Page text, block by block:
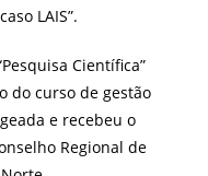
LAIS”.
Científica”
do curso de gestão
e recebeu o
Regional de